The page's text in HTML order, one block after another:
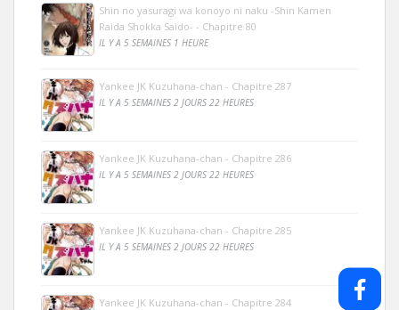
Shin no yasuragi wa konoyo ni naku -Shin Kamen
Raida Shokka Saido- - Chapitre 80
IL Y A 5 SEMAINES 1 HEURE
Yankee JK Kuzuhana-chan - Chapitre 287
IL Y A 5 SEMAINES 2 JOURS 22 HEURES
Yankee JK Kuzuhana-chan - Chapitre 286
IL Y A 5 SEMAINES 2 JOURS 22 HEURES
Yankee JK Kuzuhana-chan - Chapitre 285
IL Y A 5 SEMAINES 2 JOURS 22 HEURES
Yankee JK Kuzuhana-chan - Chapitre 284